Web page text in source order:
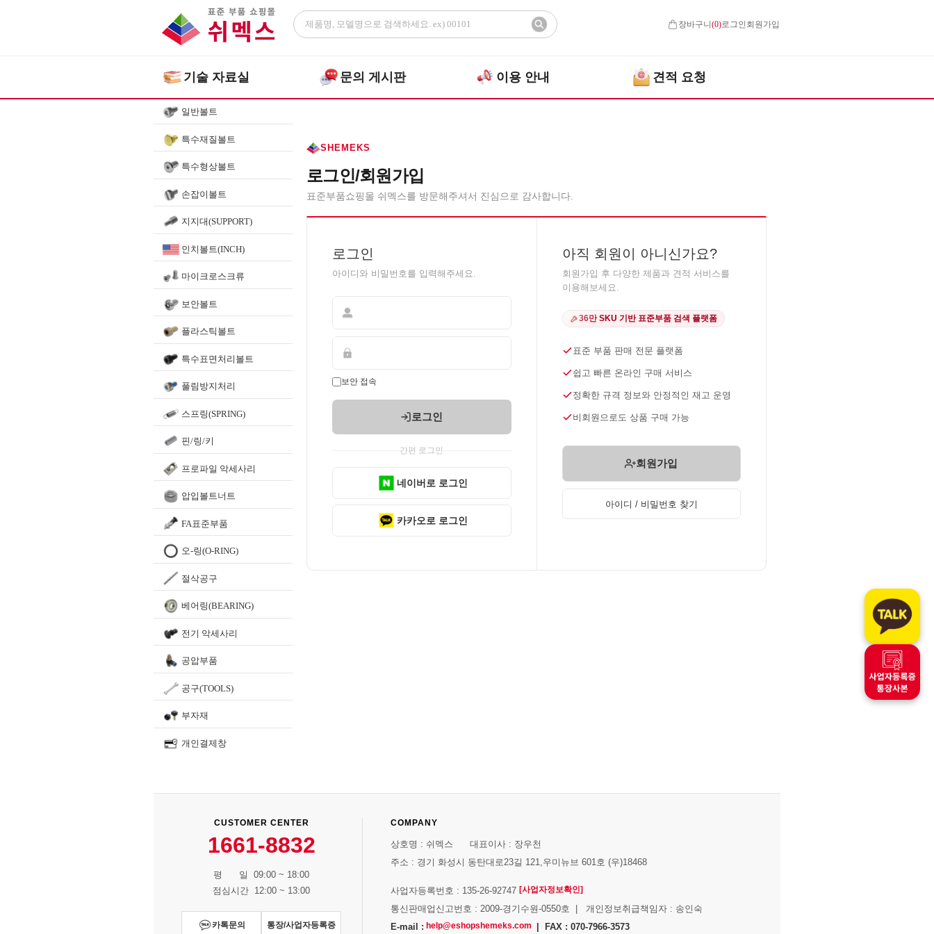
장바구니(0)로그인 회원가입
기술 자료실 문의 게시판 이용 안내 견적 요청
일반볼트
특수재질볼트
특수형상볼트
손잡이볼트
지지대(SUPPORT)
인치볼트(INCH)
마이크로스크류
보안볼트
플라스틱볼트
특수표면처리볼트
풀림방지처리
스프링(SPRING)
핀/링/키
프로파일 악세사리
압입볼트너트
FA표준부품
오-링(O-RING)
절삭공구
베어링(BEARING)
전기 악세사리
공압부품
공구(TOOLS)
부자재
개인결제창
SHEMEKS
로그인/회원가입
표준부품쇼핑몰 쉬멕스를 방문해주셔서 진심으로 감사합니다.
로그인
아이디와 비밀번호를 입력해주세요.
보안 접속
로그인
간편 로그인
네이버로 로그인
카카오로 로그인
아직 회원이 아니신가요?
회원가입 후 다양한 제품과 견적 서비스를
이용해보세요.
36만 SKU 기반 표준부품 검색 플랫폼
표준 부품 판매 전문 플랫폼
쉽고 빠른 온라인 구매 서비스
정확한 규격 정보와 안정적인 재고 운영
비회원으로도 상품 구매 가능
회원가입
아이디 / 비밀번호 찾기
CUSTOMER CENTER
1661-8832
평 일 09:00 ~ 18:00
점심시간 12:00 ~ 13:00
카톡문의 통장/사업자등록증
COMPANY
상호명 : 쉬멕스 대표이사 : 장우천
주소 : 경기 화성시 동탄대로23길 121,우미뉴브 601호 (우)18468
사업자등록번호 : 135-26-92747 [사업자정보확인]
통신판매업신고번호 : 2009-경기수원-0550호 | 개인정보취급책임자 : 송인숙
E-mail : help@eshopshemeks.com | FAX : 070-7966-3573